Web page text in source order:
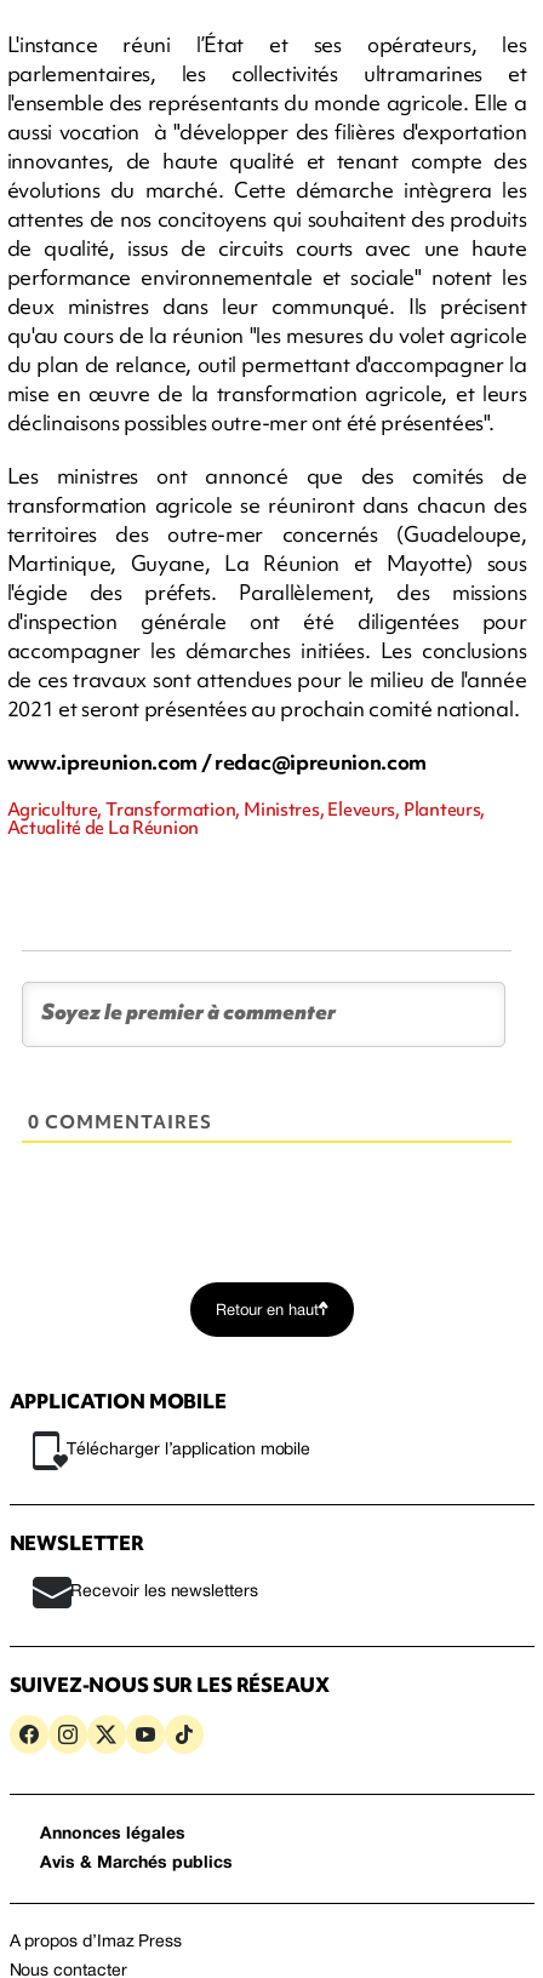
L'instance réuni l’État et ses opérateurs, les
parlementaires, les collectivités ultramarines et
l'ensemble des représentants du monde agricole. Elle a
aussi vocation à "développer des filières d'exportation
innovantes, de haute qualité et tenant compte des
évolutions du marché. Cette démarche intègrera les
attentes de nos concitoyens qui souhaitent des produits
de qualité, issus de circuits courts avec une haute
performance environnementale et sociale" notent les
deux ministres dans leur communqué. Ils précisent
qu'au cours de la réunion "les mesures du volet agricole
du plan de relance, outil permettant d'accompagner la
mise en œuvre de la transformation agricole, et leurs
déclinaisons possibles outre-mer ont été présentées".
Les ministres ont annoncé que des comités de
transformation agricole se réuniront dans chacun des
territoires des outre-mer concernés (Guadeloupe,
Martinique, Guyane, La Réunion et Mayotte) sous
l'égide des préfets. Parallèlement, des missions
d'inspection générale ont été diligentées pour
accompagner les démarches initiées. Les conclusions
de ces travaux sont attendues pour le milieu de l'année
2021 et seront présentées au prochain comité national.
www.ipreunion.com /redac@ipreunion.com
Agriculture, Transformation, Ministres, Eleveurs, Planteurs,
Actualité de La Réunion
0 COMMENTAIRES
Retour en haut
APPLICATION MOBILE
Télécharger l’application mobile
NEWSLETTER
Recevoir les newsletters
SUIVEZ-NOUS SUR LES RÉSEAUX
Annonces légales
Avis & Marchés publics
A propos d’Imaz Press
Nous contacter